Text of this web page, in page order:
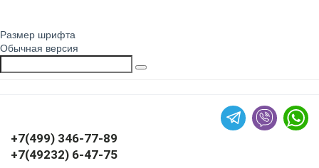
Размер шрифта
Обычная версия
+7(499) 346-77-89
+7(49232) 6-47-75